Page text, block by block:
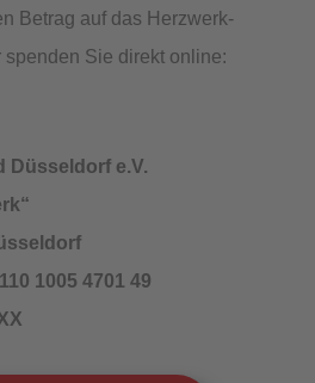
Betrag auf das Herzwerk-
Sie direkt online:
Düsseldorf e.V.
1005 4701 49